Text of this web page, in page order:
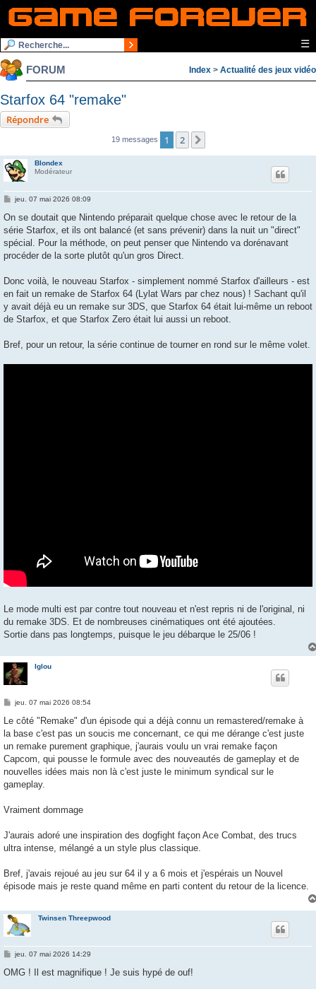
☰
FORUM Index > Actualité des jeux vidéo
Starfox 64 "remake"
Répondre
19 messages 1 2
Blondex
Modérateur
M
s
a
g
jeu. 07 mai 2026 08:09
On se doutait que Nintendo préparait quelque chose avec le retour de la
série Starfox, et ils ont balancé (et sans prévenir) dans la nuit un "direct"
spécial. Pour la méthode, on peut penser que Nintendo va dorénavant
procéder de la sorte plutôt qu'un gros Direct.
Donc voilà, le nouveau Starfox - simplement nommé Starfox d'ailleurs - est
en fait un remake de Starfox 64 (Lylat Wars par chez nous) ! Sachant qu'il
y avait déjà eu un remake sur 3DS, que Starfox 64 était lui-même un reboot
de Starfox, et que Starfox Zero était lui aussi un reboot.
Bref, pour un retour, la série continue de tourner en rond sur le même volet.
Le mode multi est par contre tout nouveau et n'est repris ni de l'original, ni
du remake 3DS. Et de nombreuses cinématiques ont été ajoutées.
Sortie dans pas longtemps, puisque le jeu débarque le 25/06 !
Iglou
M
s
a
g
jeu. 07 mai 2026 08:54
Le côté "Remake" d'un épisode qui a déjà connu un remastered/remake à
la base c'est pas un soucis me concernant, ce qui me dérange c'est juste
un remake purement graphique, j'aurais voulu un vrai remake façon
Capcom, qui pousse le formule avec des nouveautés de gameplay et de
nouvelles idées mais non là c'est juste le minimum syndical sur le
gameplay.
Vraiment dommage
J'aurais adoré une inspiration des dogfight façon Ace Combat, des trucs
ultra intense, mélangé a un style plus classique.
Bref, j'avais rejoué au jeu sur 64 il y a 6 mois et j'espérais un Nouvel
épisode mais je reste quand même en parti content du retour de la licence.
Twinsen Threepwood
M
s
jeu. 07 mai 2026 14:29
OMG ! Il est magnifique ! Je suis hypé de ouf!